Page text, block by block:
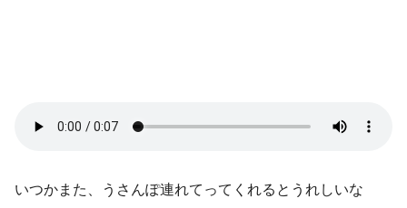
いつかまた、うさんぽ連れてってくれるとうれしいな